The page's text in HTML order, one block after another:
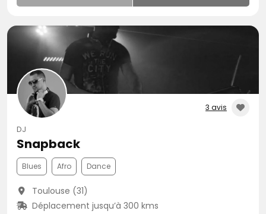
3 avis
DJ
Snapback
Blues Afro Dance
Toulouse (31)
Déplacement jusqu’à 300 kms